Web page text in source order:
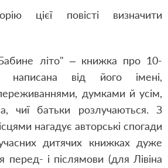
цієї повісті визначити
літо" – книжка про 10-
написана від його імені,
думками й усім,
чиї батьки розлучаються. З
нагадує авторські спогади
дитячих книжках дуже
перед- і післямови (для Лівіна